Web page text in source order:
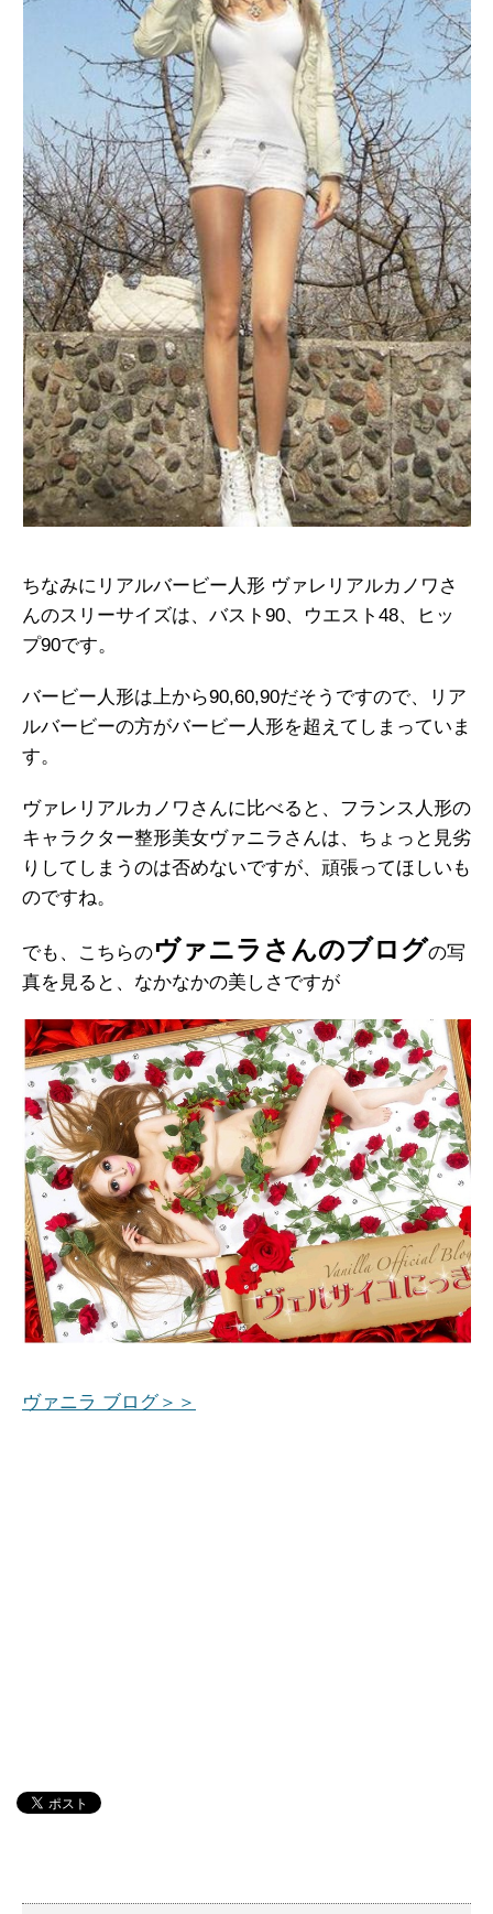
ちなみにリアルバービー人形 ヴァレリアルカノワさ
んのスリーサイズは、バスト90、ウエスト48、ヒッ
プ90です。
バービー人形は上から90,60,90だそうですので、リア
ルバービーの方がバービー人形を超えてしまっていま
す。
ヴァレリアルカノワさんに比べると、フランス人形の
キャラクター整形美女ヴァニラさんは、ちょっと見劣
りしてしまうのは否めないですが、頑張ってほしいも
のですね。
でも、こちらのヴァニラさんのブログの写
真を見ると、なかなかの美しさですが
ヴァニラ ブログ＞＞